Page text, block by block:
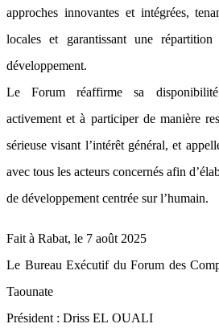
approches innovantes et intégrées,
locales et garantissant une
développement.
Le Forum réaffirme sa disponibilité
activement et à participer de manière
sérieuse visant l’intérêt général, et
avec tous les acteurs concernés afin
de développement centrée sur l’humain.
Fait à Rabat, le 7 août 2025
Le Bureau Exécutif du Forum des
Taounate
Président : Driss EL OUALI